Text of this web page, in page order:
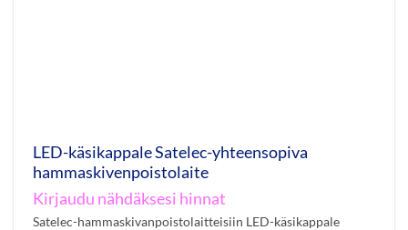
LED-käsikappale Satelec-yhteensopiva
hammaskivenpoistolaite
Kirjaudu nähdäksesi hinnat
Satelec-hammaskivanpoistolaitteisiin LED-käsikappale